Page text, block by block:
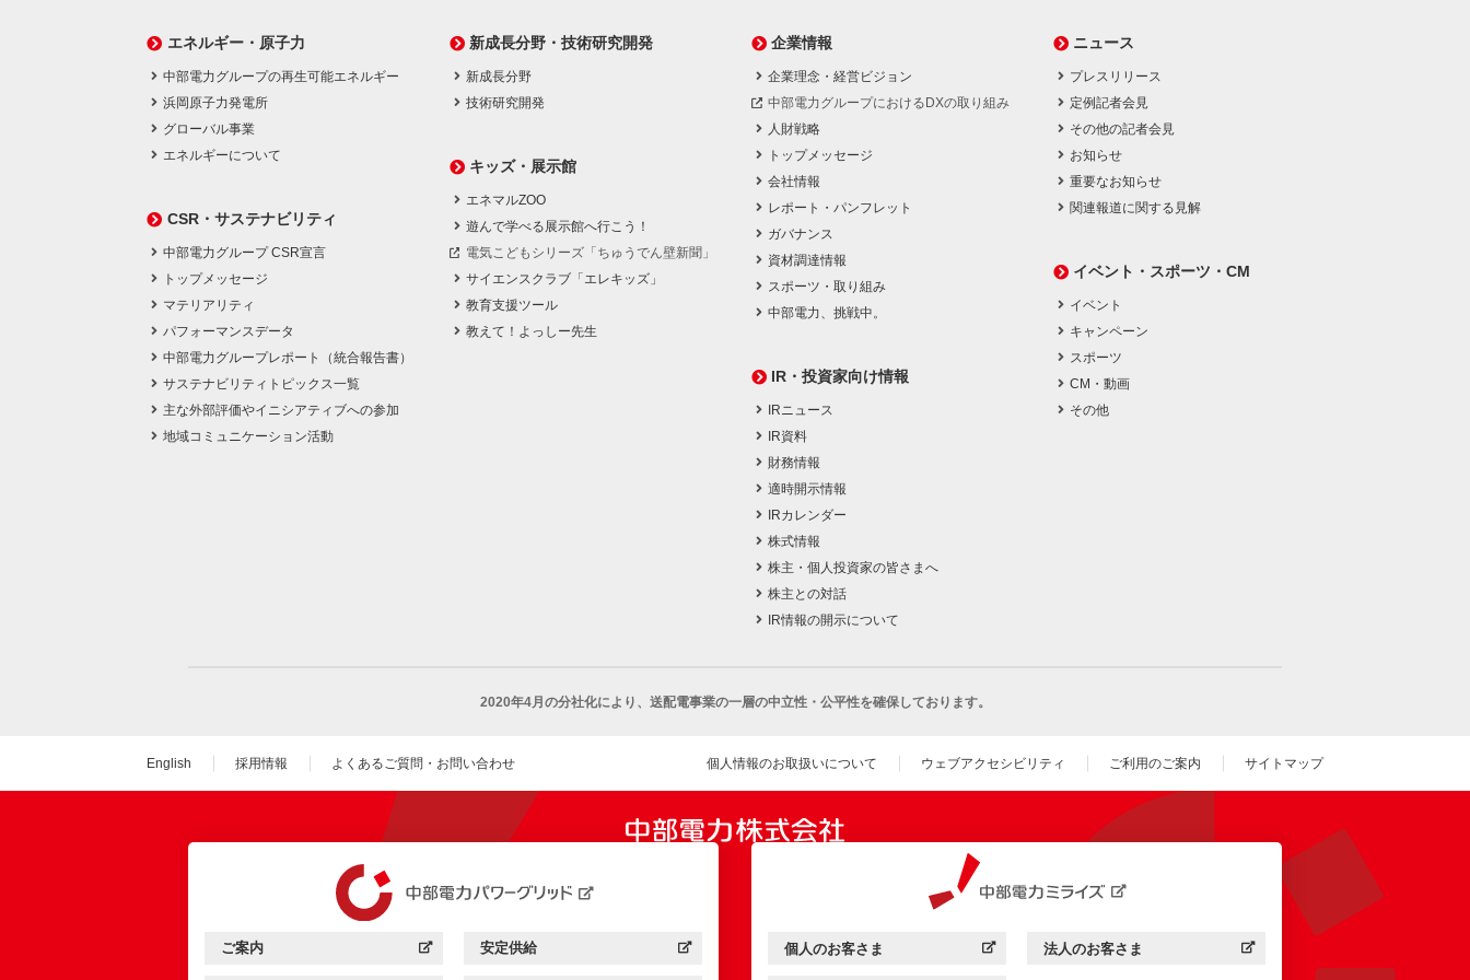
エネルギー・原子力
中部電力グループの再生可能エネルギー
浜岡原子力発電所
グローバル事業
エネルギーについて
CSR・サステナビリティ
中部電力グループ CSR宣言
トップメッセージ
マテリアリティ
パフォーマンスデータ
中部電力グループレポート（統合報告書）
サステナビリティトピックス一覧
主な外部評価やイニシアティブへの参加
地域コミュニケーション活動
新成長分野・技術研究開発
新成長分野
技術研究開発
キッズ・展示館
エネマルZOO
遊んで学べる展示館へ行こう！
電気こどもシリーズ「ちゅうでん壁新聞」
サイエンスクラブ「エレキッズ」
教育支援ツール
教えて！よっしー先生
企業情報
企業理念・経営ビジョン
中部電力グループにおけるDXの取り組み
人財戦略
トップメッセージ
会社情報
レポート・パンフレット
ガバナンス
資材調達情報
スポーツ・取り組み
中部電力、挑戦中。
IR・投資家向け情報
IRニュース
IR資料
財務情報
適時開示情報
IRカレンダー
株式情報
株主・個人投資家の皆さまへ
株主との対話
IR情報の開示について
ニュース
プレスリリース
定例記者会見
その他の記者会見
お知らせ
重要なお知らせ
関連報道に関する見解
イベント・スポーツ・CM
イベント
キャンペーン
スポーツ
CM・動画
その他
2020年4月の分社化により、 送配電事業の一層の中立性・公平性を確保しております。
English 採用情報 よくあるご質問・お問い合わせ 個人情報のお取扱いについて ウェブアクセシビリティ ご利用のご案内 サイトマップ
中部電力パワーグリッド：
ご案内
（新しいウィンドウを開きます） 中部電力パワーグリッド：
安定供給
（新しいウィンドウを開きます） 中部電力ミライズ：
個人のお客さま
（新しいウィンドウを開きます） 中部電力ミライズ：
法人のお客さま
（新しいウィンドウを開きます）